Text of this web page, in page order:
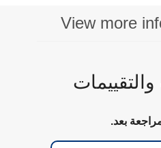
View more
والتقييمات
بعد.